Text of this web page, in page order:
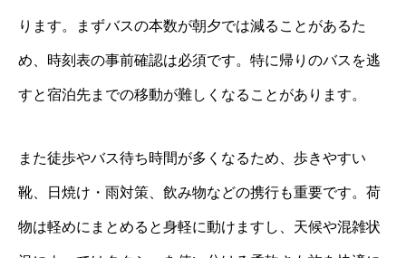
ります。まずバスの本数が朝夕では減ることがあるた
め、時刻表の事前確認は必須です。特に帰りのバスを逃
すと宿泊先までの移動が難しくなることがあります。
また徒歩やバス待ち時間が多くなるため、歩きやすい
靴、日焼け・雨対策、飲み物などの携行も重要です。荷
物は軽めにまとめると身軽に動けますし、天候や混雑状